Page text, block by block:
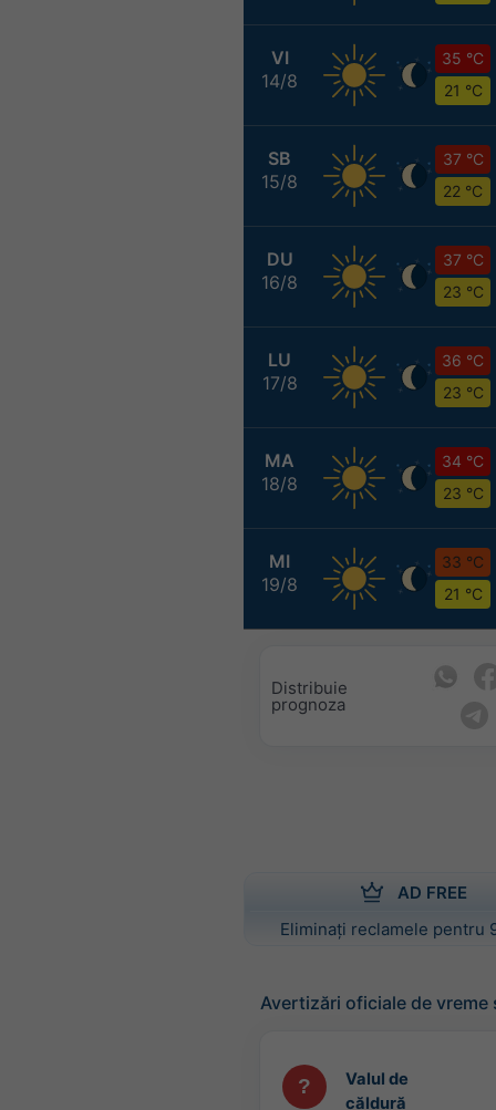
VI
14/8
35 °C
21 °C
SB
15/8
37 °C
22 °C
DU
16/8
37 °C
23 °C
LU
17/8
36 °C
23 °C
MA
18/8
34 °C
23 °C
MI
19/8
33 °C
21 °C
Distribuie
prognoza
AD FREE
Eliminați reclamele pentru
Avertizări oficiale de vreme
Valul de
căldură